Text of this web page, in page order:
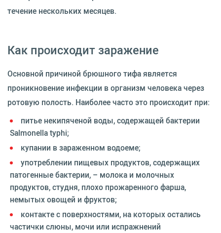
течение нескольких месяцев.
Как происходит заражение
Основной причиной брюшного тифа является
проникновение инфекции в организм человека через
ротовую полость. Наиболее часто это происходит при:
питье некипяченой воды, содержащей бактерии
Salmonella typhi;
купании в зараженном водоеме;
употреблении пищевых продуктов, содержащих
патогенные бактерии, – молока и молочных
продуктов, студня, плохо прожаренного фарша,
немытых овощей и фруктов;
контакте с поверхностями, на которых остались
частички слюны, мочи или испражнений